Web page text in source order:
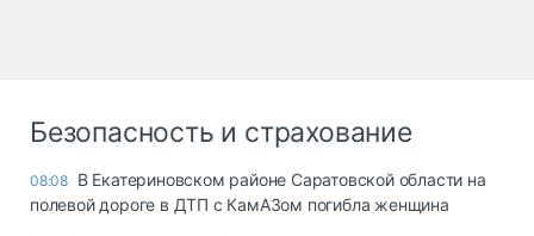
Безопасность и страхование
08:08 В Екатериновском районе Саратовской области на
полевой дороге в ДТП с КамАЗом погибла женщина